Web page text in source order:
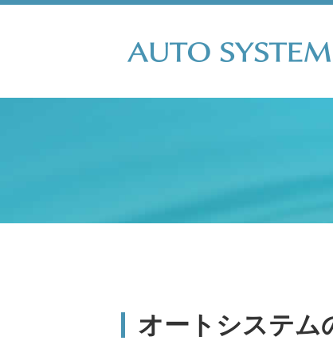
オートシステム